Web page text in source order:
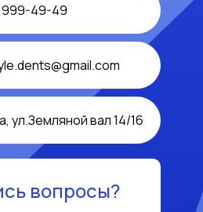
999-49-49
ул.Земляной вал 14/16
вопросы?